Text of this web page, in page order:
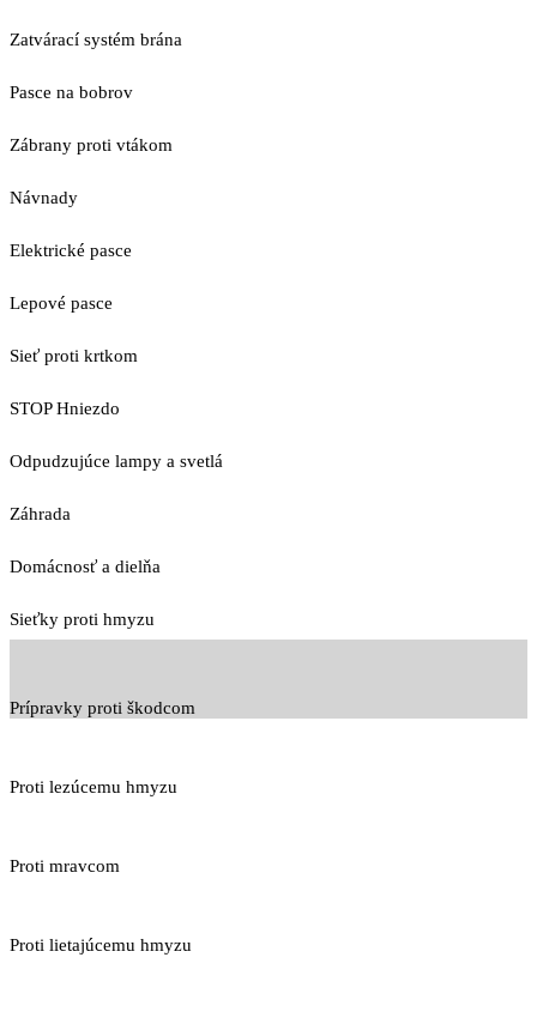
Zatvárací systém brána
Pasce na bobrov
Zábrany proti vtákom
Návnady
Elektrické pasce
Lepové pasce
Sieť proti krtkom
STOP Hniezdo
Odpudzujúce lampy a svetlá
Záhrada
Domácnosť a dielňa
Sieťky proti hmyzu
Prípravky proti škodcom
Proti lezúcemu hmyzu
Proti mravcom
Proti lietajúcemu hmyzu